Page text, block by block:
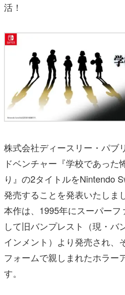
活！
株式会社ディースリー・パブ
ドベンチャー『学校であった
り』の2タイトルをNintendo
発売することを発表いたしま
本作は、1995年にスーパー
して旧バンプレスト（現・バ
インメント）より発売され、
フォームで親しまれたホラー
す。